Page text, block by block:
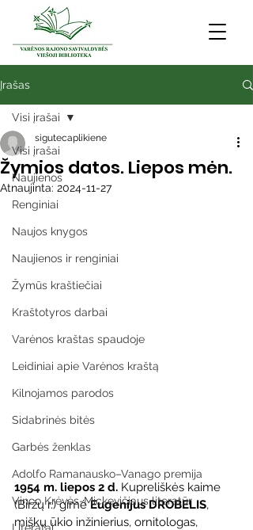
Įrašas
Visi įrašai
Naujienos
Renginiai
Naujos knygos
Naujienos ir renginiai
Žymūs kraštiečiai
Kraštotyros darbai
Varėnos kraštas spaudoje
Leidiniai apie Varėnos kraštą
Kilnojamos parodos
Sidabrinės bitės
Garbės ženklas
Adolfo Ramanausko–Vanago premija
Vinco Krėvės-Mickevičiaus literatūr
Visi įrašai
Žymios datos. Liepos mėn.
sigutecaplikiene
Atnaujinta: 2024-11-27
1954 m. liepos 2 d. Kupreliškės kaime
(Biržų r.) gimė Eugenijus DROBELIS,
miškų ūkio inžinierius, ornitologas,